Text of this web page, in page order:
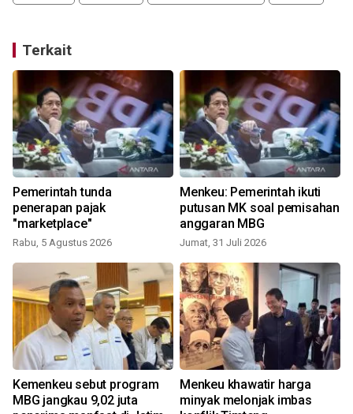
Terkait
Pemerintah tunda
penerapan pajak
"marketplace"
Rabu, 5 Agustus 2026
Menkeu: Pemerintah ikuti
putusan MK soal pemisahan
anggaran MBG
Jumat, 31 Juli 2026
Kemenkeu sebut program
MBG jangkau 9,02 juta
Menkeu khawatir harga
minyak melonjak imbas